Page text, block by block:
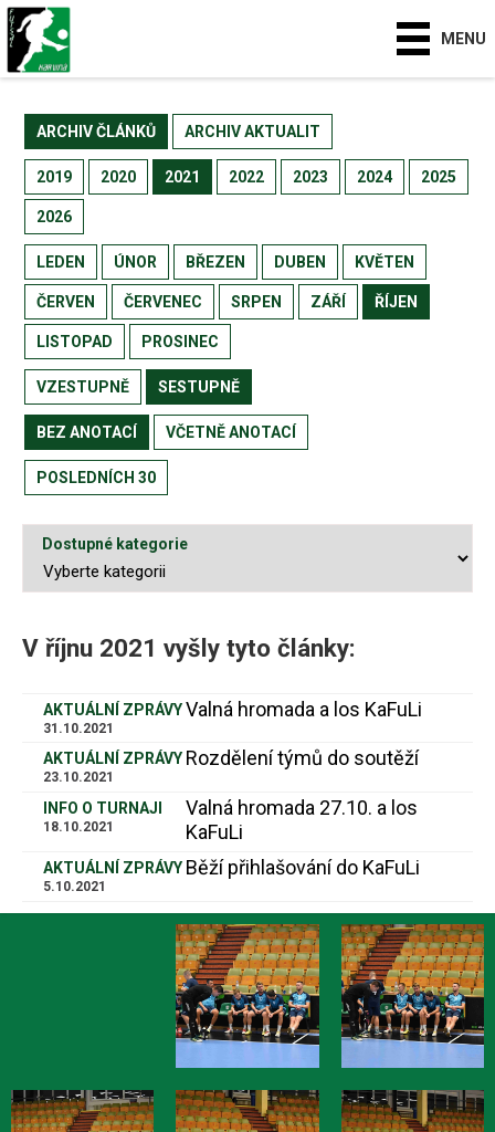
MENU
ARCHIV ČLÁNKŮ ARCHIV AKTUALIT
2019 2020 2021 2022 2023 2024 2025
2026
LEDEN ÚNOR BŘEZEN DUBEN KVĚTEN
ČERVEN ČERVENEC SRPEN ZÁŘÍ ŘÍJEN
LISTOPAD PROSINEC
VZESTUPNĚ SESTUPNĚ
BEZ ANOTACÍ VČETNĚ ANOTACÍ
POSLEDNÍCH 30
Dostupné kategorie
V říjnu 2021 vyšly tyto články:
AKTUÁLNÍ ZPRÁVY
31.10.2021
Valná hromada a los KaFuLi
AKTUÁLNÍ ZPRÁVY
23.10.2021
Rozdělení týmů do soutěží
INFO O TURNAJI
18.10.2021
Valná hromada 27.10. a los
KaFuLi
AKTUÁLNÍ ZPRÁVY
5.10.2021
Běží přihlašování do KaFuLi